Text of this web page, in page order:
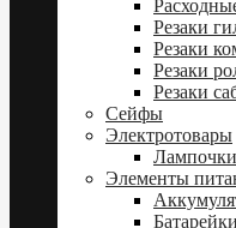
Резаки
Резаки
Резаки
Резаки
Сейфы
Электротовары
Лампочки
Элементы
Батарейки